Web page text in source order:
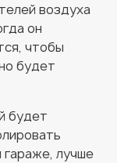
воздуха
он
чтобы
будет
будет
лучше